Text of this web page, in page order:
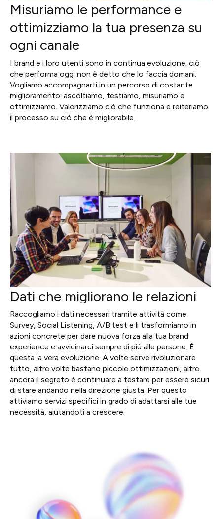
Misuriamo le performance e
ottimizziamo la tua presenza su
ogni canale
I brand e i loro utenti sono in continua evoluzione: ciò
che performa oggi non è detto che lo faccia domani.
Vogliamo accompagnarti in un percorso di costante
miglioramento: ascoltiamo, testiamo, misuriamo e
ottimizziamo. Valorizziamo ciò che funziona e reiteriamo
il processo su ciò che è migliorabile.
Dati che migliorano le relazioni
Raccogliamo i dati necessari tramite attività come
Survey, Social Listening, A/B test e li trasformiamo in
azioni concrete per dare nuova forza alla tua brand
experience e avvicinarci sempre di più alle persone. È
questa la vera evoluzione. A volte serve rivoluzionare
tutto, altre volte bastano piccole ottimizzazioni, altre
ancora il segreto è continuare a testare per essere sicuri
di stare andando nella direzione giusta. Per questo
attiviamo servizi specifici in grado di adattarsi alle tue
necessità, aiutandoti a crescere.